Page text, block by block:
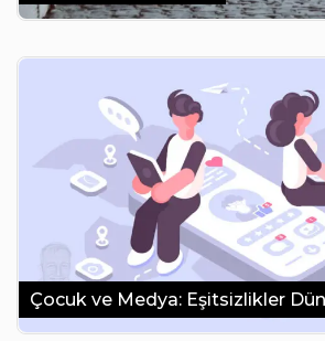
Çocuk ve Medya: Eşitsizlikler